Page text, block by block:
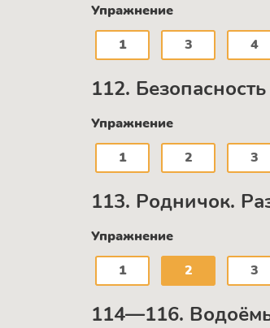
Упражнение
1
3 4
112.
Упражнение
1
2 3
113. Родничок.
Упражнение
1
2 3
114—116.